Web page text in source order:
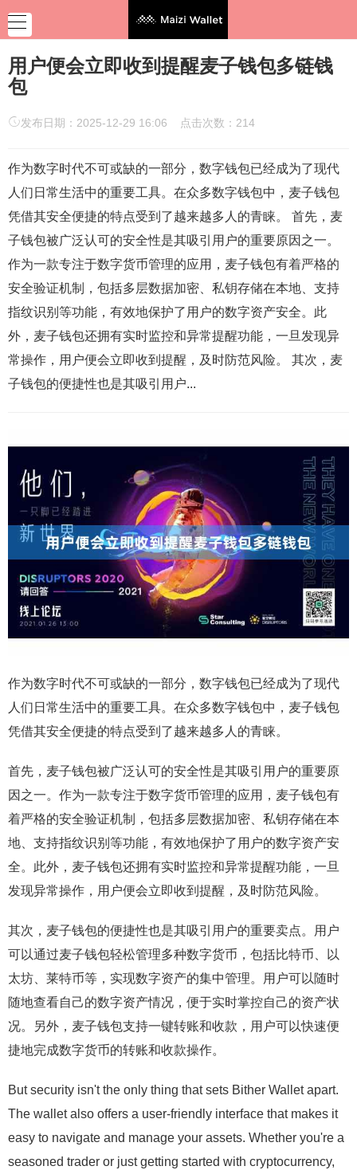
用户便会立即收到提醒麦子钱包多链钱
包
发布日期：2025-12-29 16:06 点击次数：214
作为数字时代不可或缺的一部分，数字钱包已经成为了现代
人们日常生活中的重要工具。在众多数字钱包中，麦子钱包
凭借其安全便捷的特点受到了越来越多人的青睐。 首先，麦
子钱包被广泛认可的安全性是其吸引用户的重要原因之一。
作为一款专注于数字货币管理的应用，麦子钱包有着严格的
安全验证机制，包括多层数据加密、私钥存储在本地、支持
指纹识别等功能，有效地保护了用户的数字资产安全。此
外，麦子钱包还拥有实时监控和异常提醒功能，一旦发现异
常操作，用户便会立即收到提醒，及时防范风险。 其次，麦
子钱包的便捷性也是其吸引用户...
作为数字时代不可或缺的一部分，数字钱包已经成为了现代
人们日常生活中的重要工具。在众多数字钱包中，麦子钱包
凭借其安全便捷的特点受到了越来越多人的青睐。
首先，麦子钱包被广泛认可的安全性是其吸引用户的重要原
因之一。作为一款专注于数字货币管理的应用，麦子钱包有
着严格的安全验证机制，包括多层数据加密、私钥存储在本
地、支持指纹识别等功能，有效地保护了用户的数字资产安
全。此外，麦子钱包还拥有实时监控和异常提醒功能，一旦
发现异常操作，用户便会立即收到提醒，及时防范风险。
其次，麦子钱包的便捷性也是其吸引用户的重要卖点。用户
可以通过麦子钱包轻松管理多种数字货币，包括比特币、以
太坊、莱特币等，实现数字资产的集中管理。用户可以随时
随地查看自己的数字资产情况，便于实时掌控自己的资产状
况。另外，麦子钱包支持一键转账和收款，用户可以快速便
捷地完成数字货币的转账和收款操作。
But security isn't the only thing that sets Bither Wallet apart.
The wallet also offers a user-friendly interface that makes it
easy to navigate and manage your assets. Whether you're a
seasoned trader or just getting started with cryptocurrency,